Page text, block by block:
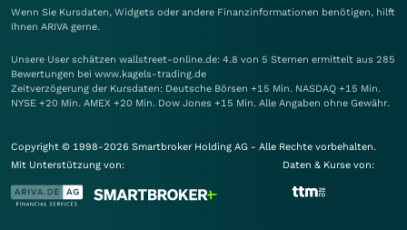
Wenn Sie Kursdaten, Widgets oder andere Finanzinformationen benötigen, hilft
Ihnen ARIVA gerne.
Unsere User schätzen wallstreet-online.de: 4.8 von 5 Sternen ermittelt aus 285
Bewertungen bei www.kagels-trading.de
Zeitverzögerung der Kursdaten: Deutsche Börsen +15 Min. NASDAQ +15 Min.
NYSE +20 Min. AMEX +20 Min. Dow Jones +15 Min. Alle Angaben ohne Gewähr.
Copyright © 1998-2026 Smartbroker Holding AG - Alle Rechte vorbehalten.
Mit Unterstützung von:
Daten & Kurse von: